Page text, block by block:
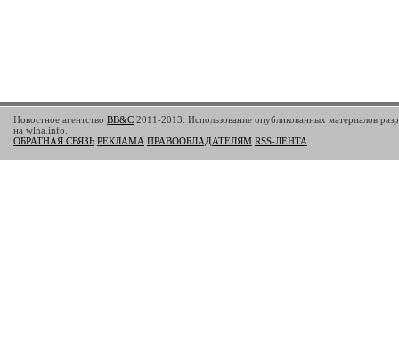
Новостное агентство BB&C 2011-2013. Использование опубликованных материалов
на wlna.info.
ОБРАТНАЯ СВЯЗЬ РЕКЛАМА ПРАВООБЛАДАТЕЛЯМ RSS-ЛЕНТА